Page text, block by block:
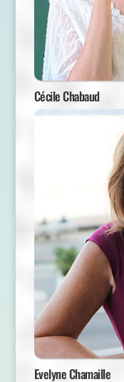
Cécile Chabaud
Evelyne Chamaille